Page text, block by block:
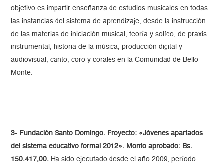
objetivo es impartir enseñanza de estudios musicales en todas
las instancias del sistema de aprendizaje, desde la instrucción
de las materias de iniciación musical, teoría y solfeo, de praxis
instrumental, historia de la música, producción digital y
audiovisual, canto, coro y corales en la Comunidad de Bello
Monte.
3- Fundación Santo Domingo. Proyecto: «Jóvenes apartados
del sistema educativo formal 2012». Monto aprobado: Bs.
150.417,00. Ha sido ejecutado desde el año 2009, período